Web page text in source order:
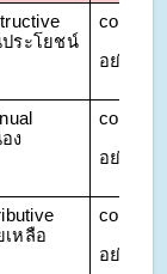
ระโยชน์
อย่างสร้
ง
อย่างต่อ
หลือ
อย่างส